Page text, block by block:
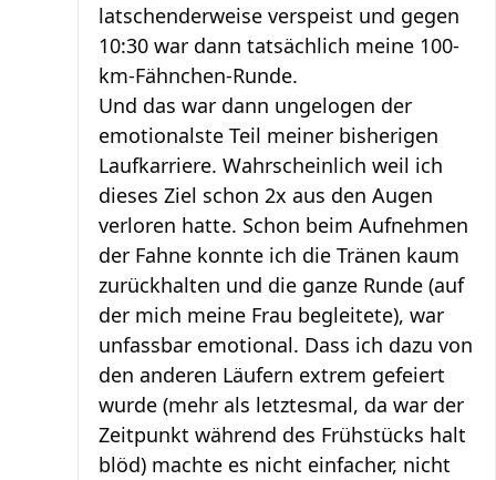
latschenderweise verspeist und gegen
10:30 war dann tatsächlich meine 100-
km-Fähnchen-Runde.
Und das war dann ungelogen der
emotionalste Teil meiner bisherigen
Laufkarriere. Wahrscheinlich weil ich
dieses Ziel schon 2x aus den Augen
verloren hatte. Schon beim Aufnehmen
der Fahne konnte ich die Tränen kaum
zurückhalten und die ganze Runde (auf
der mich meine Frau begleitete), war
unfassbar emotional. Dass ich dazu von
den anderen Läufern extrem gefeiert
wurde (mehr als letztesmal, da war der
Zeitpunkt während des Frühstücks halt
blöd) machte es nicht einfacher, nicht